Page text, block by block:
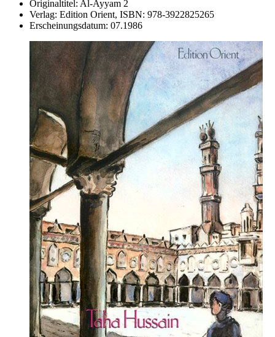
Originaltitel: Al-Ayyam 2
Verlag: Edition Orient, ISBN: 978-3922825265
Erscheinungsdatum: 07.1986